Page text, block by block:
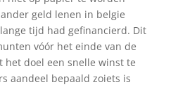
geld lenen in belgie
tijd had gefinancierd. Dit
vóór het einde van de
het doel een snelle winst te
aandeel bepaald zoiets is